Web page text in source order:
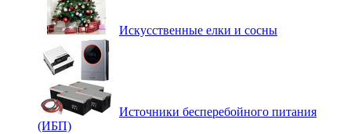
Искусственные елки и сосны
Источники бесперебойного питания
(ИБП)